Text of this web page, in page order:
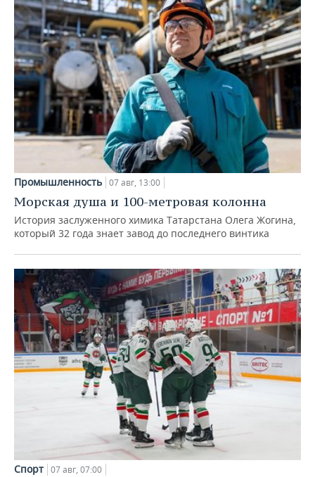
Промышленность 07 авг, 13:00
Морская душа и 100-метровая колонна
История заслуженного химика Татарстана Олега Жогина,
который 32 года знает завод до последнего винтика
Спорт 07 авг, 07:00